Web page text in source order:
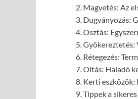
Magvetés: Az
Dugványozás:
Osztás:
Gyökereztetés:
Rétegezés:
Oltás: Haladó
Kerti eszközök:
Tippek a